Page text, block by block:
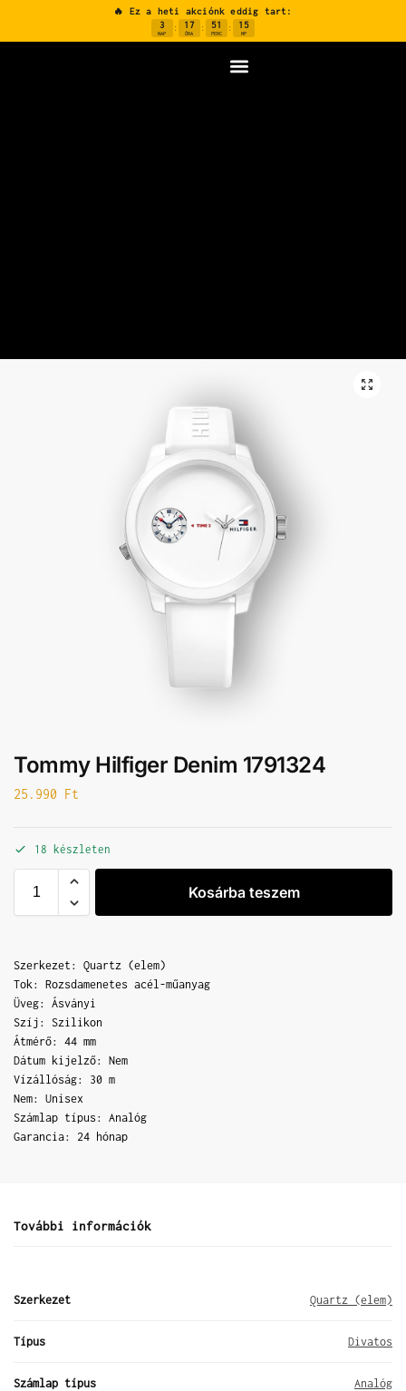
🔥 Ez a heti akciónk eddig tart:
3
NAP
: 17
ÓRA
: 51
PERC
: 14
MP
Tommy Hilfiger Denim 1791324
25.990 Ft
18 készleten
Kosárba teszem
Szerkezet: Quartz (elem)
Tok: Rozsdamenetes acél-műanyag
Üveg: Ásványi
Szíj: Szilikon
Átmérő: 44 mm
Dátum kijelző: Nem
Vízállóság: 30 m
Nem: Unisex
Számlap típus: Analóg
Garancia: 24 hónap
További információk
Szerkezet Quartz (elem)
Típus Divatos
Számlap típus Analóg